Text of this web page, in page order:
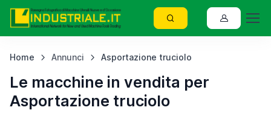
Home Annunci Asportazione truciolo
Le macchine in vendita per
Asportazione truciolo